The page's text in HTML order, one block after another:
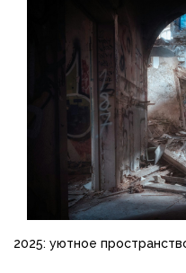
2025: уютное